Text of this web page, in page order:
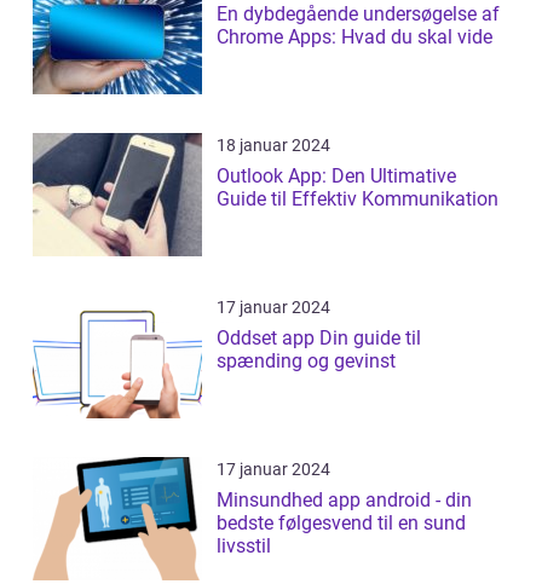
En dybdegående undersøgelse af
Chrome Apps: Hvad du skal vide
18 januar 2024
Outlook App: Den Ultimative
Guide til Effektiv Kommunikation
17 januar 2024
Oddset app Din guide til
spænding og gevinst
17 januar 2024
Minsundhed app android - din
bedste følgesvend til en sund
livsstil